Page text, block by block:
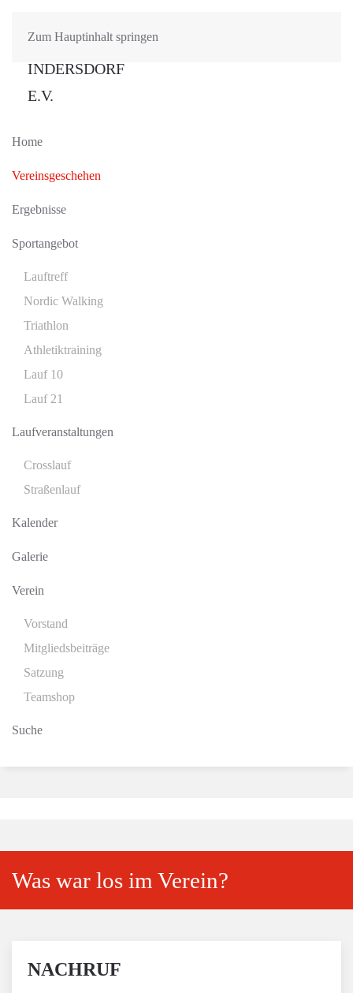
Zum Hauptinhalt springen
Home
Vereinsgeschehen
Ergebnisse
Sportangebot
Lauftreff
Nordic Walking
Triathlon
Athletiktraining
Lauf 10
Lauf 21
Laufveranstaltungen
Crosslauf
Straßenlauf
Kalender
Galerie
Verein
Vorstand
Mitgliedsbeiträge
Satzung
Teamshop
Suche
Was war los im Verein?
NACHRUF